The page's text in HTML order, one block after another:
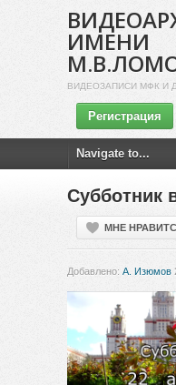
ИМЕНИ
ВИДЕОЗАПИСИ МФК И
Регистрация
Субботник
МНЕ
Добавлено: А. Изюмов